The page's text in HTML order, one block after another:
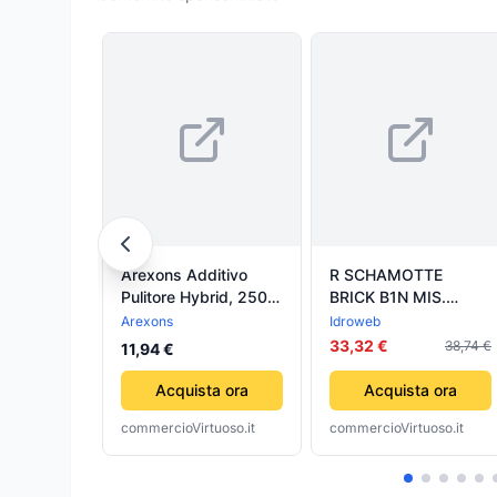
Arexons Additivo
Pulitore Hybrid, 250
ml, Adatto per Auto
Ibride e Bi-Fuel
Arexons
11,94 €
Acquista ora
commercioVirtuoso.it
R SCHAMOTTE
BRICK B1N MIS.
155x340 MM.- 1,0 pz
Idroweb
33,32 € 38,74 €
Acquista ora
commercioVirtuoso.it